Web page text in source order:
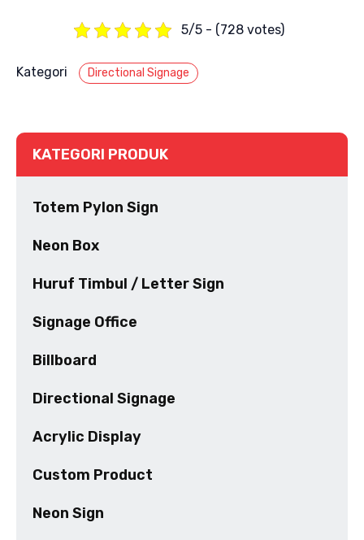
5/5 - (728 votes)
Kategori Directional Signage
KATEGORI PRODUK
Totem Pylon Sign
Neon Box
Huruf Timbul / Letter Sign
Signage Office
Billboard
Directional Signage
Acrylic Display
Custom Product
Neon Sign